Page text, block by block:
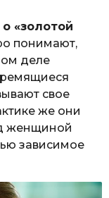
«золотой
понимают,
деле
свое
же они
женщиной
зависимое